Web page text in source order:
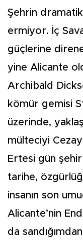
Şehrin
ermiyor. İç
güçlerine
yine Alicante
Archibald
kömür gemisi
üzerinde,
mülteciyi
Ertesi gün
tarihe,
insanın son
Alicante’nin
da